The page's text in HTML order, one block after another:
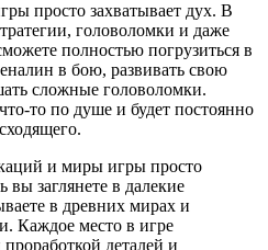
просто захватывает дух. В
головоломки и даже
полностью погрузиться в
в бою, развивать свою
сложные головоломки.
то по душе и будет постоянно
и миры игры просто
вы заглянете в далекие
в древних мирах и
Каждое место в игре
деталей и